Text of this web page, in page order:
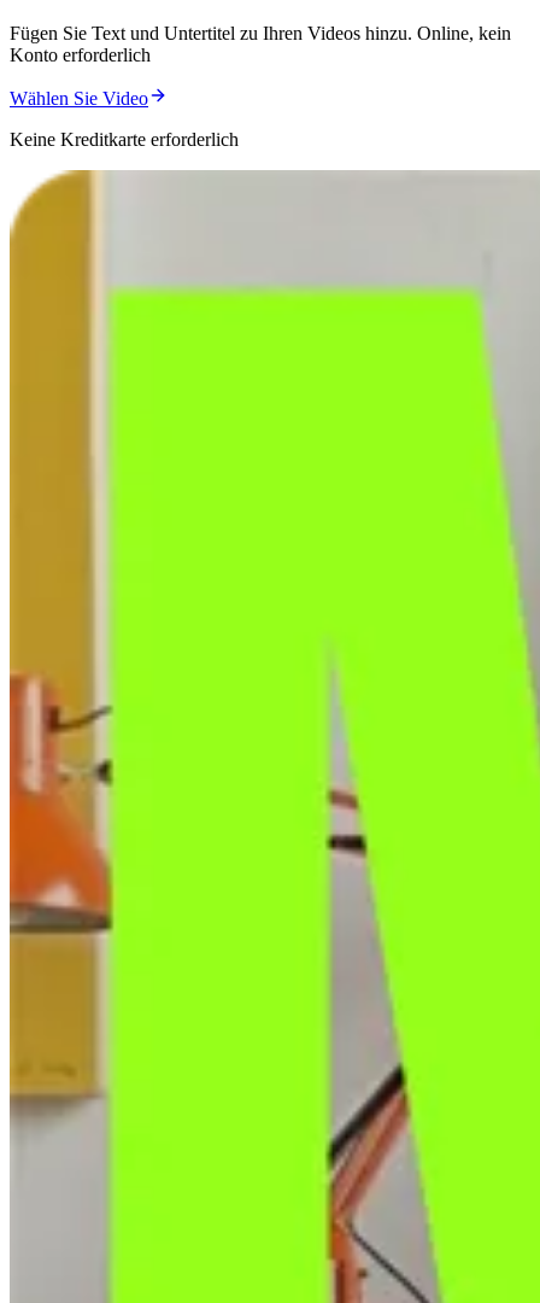
Fügen Sie Text und Untertitel zu Ihren Videos hinzu. Online, kein
Konto erforderlich
Wählen Sie Video
Keine Kreditkarte erforderlich